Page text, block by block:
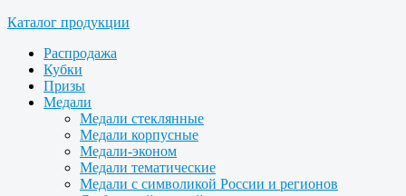
Каталог продукции
Распродажа
Кубки
Призы
Медали
Медали стеклянные
Медали корпусные
Медали-эконом
Медали тематические
Медали с символикой России и регионов